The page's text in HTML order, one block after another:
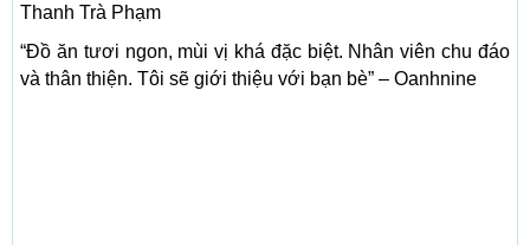
Thanh Trà Phạm
“Đồ ăn tươi ngon, mùi vị khá đặc biệt. Nhân viên chu đáo
và thân thiện. Tôi sẽ giới thiệu với bạn bè” – Oanhnine